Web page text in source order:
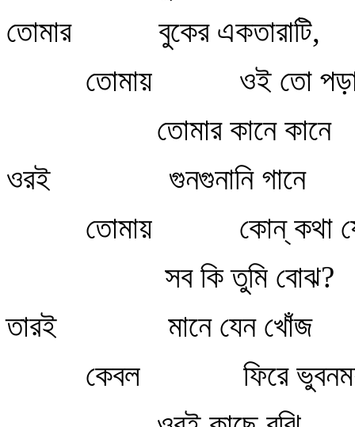
তোমার
বুকের একতারাটি,
তোমায়
ওই তো
তোমার কানে কানে
ওরই
গুনগুনানি গানে
তোমায়
কোন্‌ কথা
সব কি তুমি বোঝ?
তারই
মানে যেন খোঁজ
কেবল
ফিরে